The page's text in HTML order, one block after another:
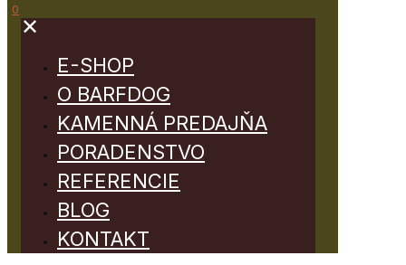
0
✕
E-SHOP
O BARFDOG
KAMENNÁ PREDAJŇA
PORADENSTVO
REFERENCIE
BLOG
KONTAKT